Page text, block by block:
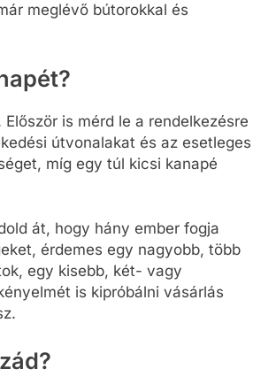
meglévő bútorokkal és
is mérd le a rendelkezésre
útvonalakat és az esetleges
míg egy túl kicsi kanapé
át, hogy hány ember fogja
érdemes egy nagyobb, több
egy kisebb, két- vagy
is kipróbálni vásárlás